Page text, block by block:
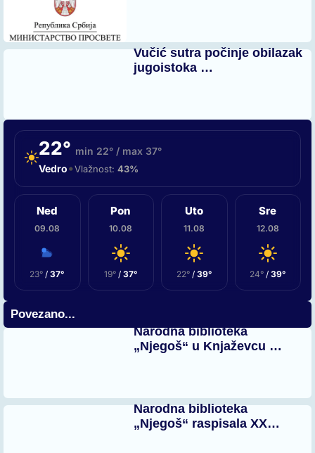
Vučić sutra počinje obilazak
jugoistoka …
22° min 22° / max 37°
Vedro•Vlažnost: 43%
Ned
09.08
23° /37°
Pon
10.08
19°/ 37°
Uto
11.08
22°/ 39°
Sre
12.08
24°/ 39°
Povezano...
Narodna biblioteka
„Njegoš“ u Knjaževcu …
Narodna biblioteka
„Njegoš“ raspisala XX…